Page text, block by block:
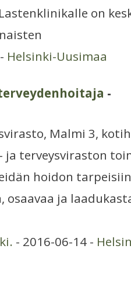
on
Helsinki-Uusimaa
-
Malmi 3,
ja terveysviraston
hoidon
osaavaa ja
- 2016-06-14 -